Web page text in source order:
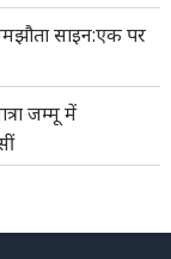
साइन:एक पर
जम्मू में